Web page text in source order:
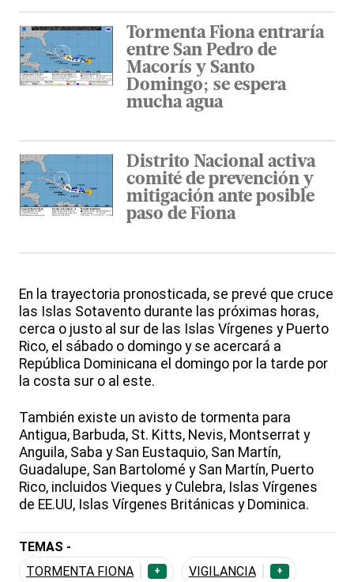
Tormenta Fiona entraría
entre San Pedro de
Macorís y Santo
Domingo; se espera
mucha agua
Distrito Nacional activa
comité de prevención y
mitigación ante posible
paso de Fiona
En la trayectoria pronosticada, se prevé que cruce
las Islas Sotavento durante las próximas horas,
cerca o justo al sur de las Islas Vírgenes y Puerto
Rico, el sábado o domingo y se acercará a
República Dominicana el domingo por la tarde por
la costa sur o al este.
También existe un avisto de tormenta para
Antigua, Barbuda, St. Kitts, Nevis, Montserrat y
Anguila, Saba y San Eustaquio, San Martín,
Guadalupe, San Bartolomé y San Martín, Puerto
Rico, incluidos Vieques y Culebra, Islas Vírgenes
de EE.UU, Islas Vírgenes Británicas y Dominica.
TEMAS -
TORMENTA FIONA
+ VIGILANCIA +